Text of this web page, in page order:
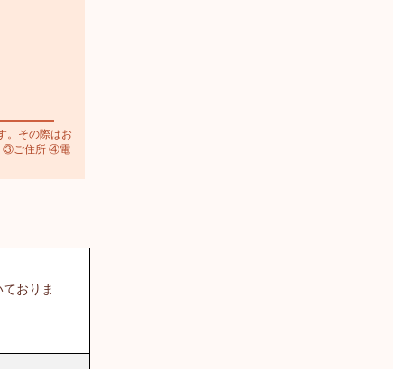
。その際はお
③ご住所 ④電
おりま